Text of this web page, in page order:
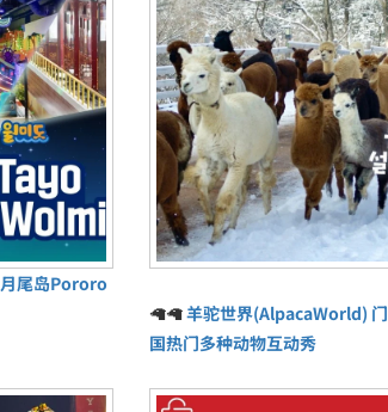
月尾岛Pororo
🦙🦙羊驼世界(AlpacaWorld)
国热门多种动物互动秀